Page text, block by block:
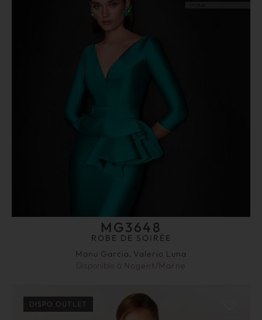
MG3648
ROBE DE SOIRÉE
Manu Garcia, Valerio Luna
Disponible à Nogent/Marne
DISPO OUTLET